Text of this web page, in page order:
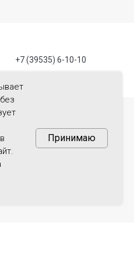
Принимаю
+7 (39535) 6-10-10
СРО «НОКК»
«О кредитной
в
Сумма займа
8,40 % до 17%
семей, имеющих
из членов КПК.